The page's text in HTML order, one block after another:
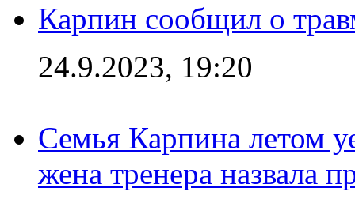
Карпин сообщил о
24.9.2023, 19:20
Семья Карпина летом
жена тренера назвала